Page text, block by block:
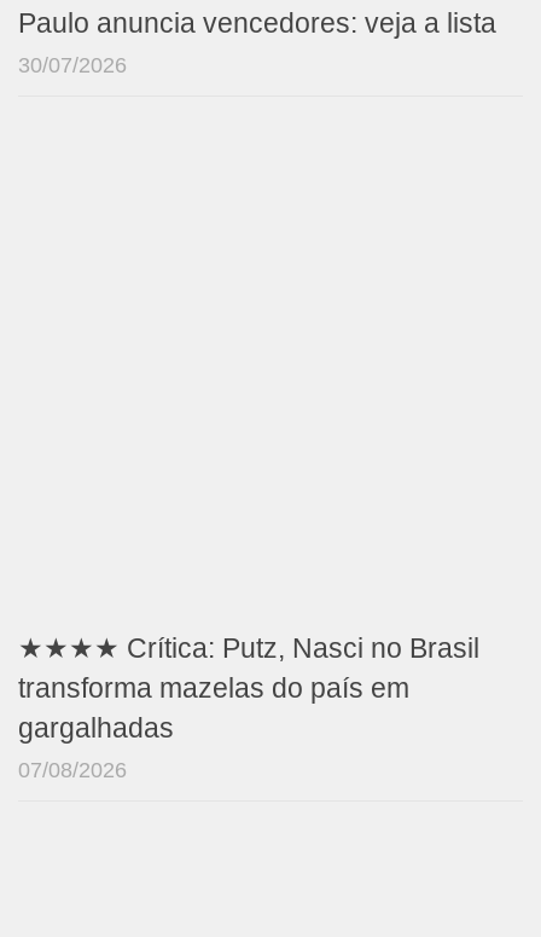
Paulo anuncia vencedores: veja a lista
30/07/2026
★★★★ Crítica: Putz, Nasci no Brasil
transforma mazelas do país em
gargalhadas
07/08/2026